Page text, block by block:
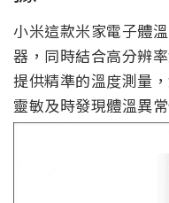
小米這款米家電子體
器，同時結合高分辨
提供精準的溫度測量
靈敏及時發現體溫異常